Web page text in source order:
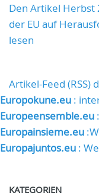
Den Artikel Herbst
der EU auf
lesen
Artikel-Feed (RSS)
Europokune.eu :
Europeensemble.eu
Europainsieme.eu
Europajuntos.eu :
KATEGORIEN